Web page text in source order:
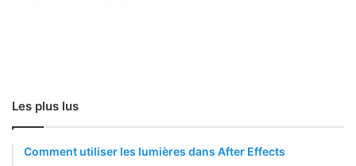
Les plus lus
Comment utiliser les lumières dans After Effects